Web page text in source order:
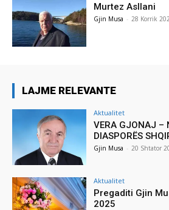
Murtez Asllani
Gjin Musa - 28 Korrik
LAJME RELEVANTE
Aktualitet
VERA GJONAJ –
DIASPORËS
Gjin Musa - 20 Shtator
Aktualitet
Pregaditi Gjin
2025